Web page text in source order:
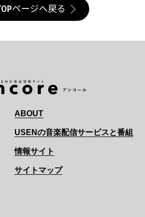
ページへ戻る
ABOUT
USENの音楽配信サービスと番組
情報サイト
サイトマップ